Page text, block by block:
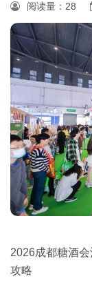
阅读量： 28
2026成都糖酒
攻略